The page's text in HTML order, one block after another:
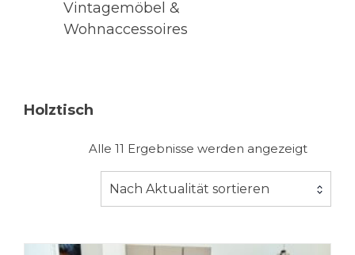
Vintagemöbel &
Wohnaccessoires
Holztisch
Alle 11 Ergebnisse werden angezeigtNach
sortiert
Nach Aktualität sortieren